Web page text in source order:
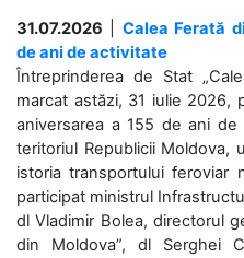
31.07.2026
Calea Ferată
de ani de activitate
Întreprinderea de Stat
marcat astăzi, 31 iulie 2026,
aniversarea a 155 de ani
teritoriul Republicii Moldova,
istoria transportului feroviar
participat ministrul
dl Vladimir Bolea, directorul
din Moldova”, dl Serghei